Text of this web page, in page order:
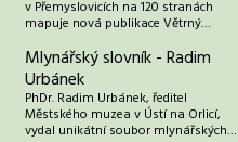
v Přemyslovicích na 120 stranách
mapuje nová publikace Větrný…
Mlynářský slovník - Radim
Urbánek
PhDr. Radim Urbánek, ředitel
Městského muzea v Ústí na Orlicí,
vydal unikátní soubor mlynářských…